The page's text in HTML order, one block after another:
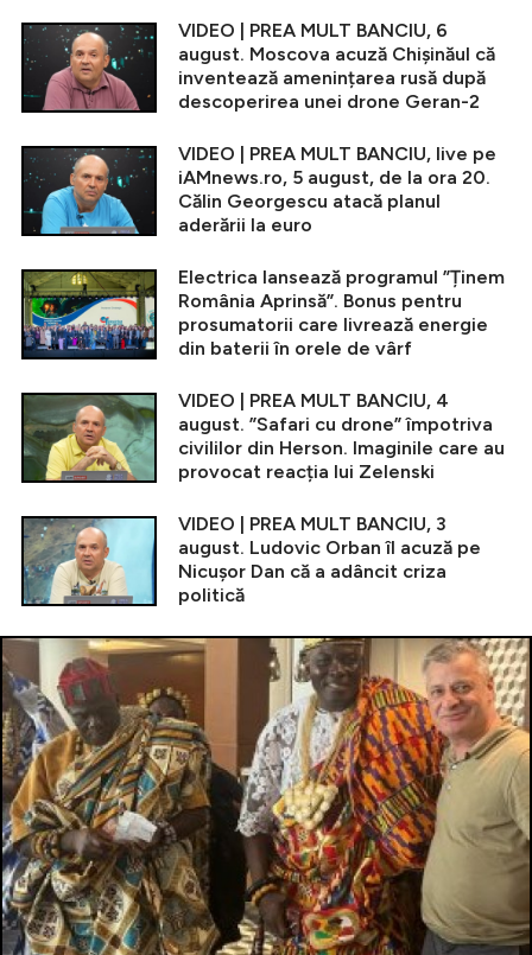
VIDEO | PREA MULT BANCIU, 6
august. Moscova acuză Chișinăul că
inventează amenințarea rusă după
descoperirea unei drone Geran-2
VIDEO | PREA MULT BANCIU, live pe
iAMnews.ro, 5 august, de la ora 20.
Călin Georgescu atacă planul
aderării la euro
Electrica lansează programul ”Ținem
România Aprinsă”. Bonus pentru
prosumatorii care livrează energie
din baterii în orele de vârf
VIDEO | PREA MULT BANCIU, 4
august. ”Safari cu drone” împotriva
civililor din Herson. Imaginile care au
provocat reacția lui Zelenski
VIDEO | PREA MULT BANCIU, 3
august. Ludovic Orban îl acuză pe
Nicușor Dan că a adâncit criza
politică